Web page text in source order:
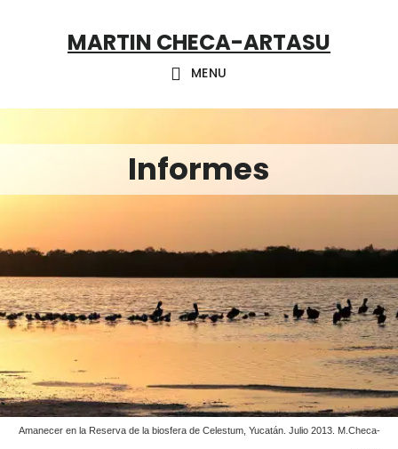
MARTIN CHECA-ARTASU
MENU
Informes
Amanecer en la Reserva de la biosfera de Celestum, Yucatán. Julio 2013. M.Checa-